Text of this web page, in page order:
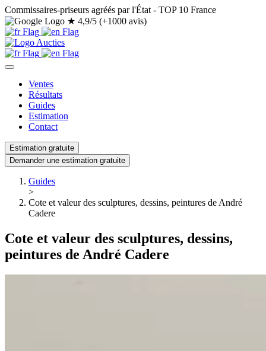
Commissaires-priseurs agréés par l'État - TOP 10 France
★ 4,9/5 (+1000 avis)
Ventes
Résultats
Guides
Estimation
Contact
Estimation gratuite
Demander une estimation gratuite
Guides
>
Cote et valeur des sculptures, dessins, peintures de André
Cadere
Cote et valeur des sculptures, dessins,
peintures de André Cadere